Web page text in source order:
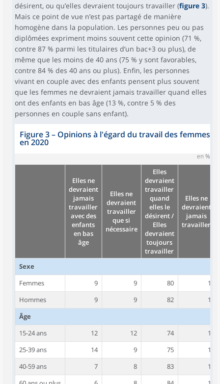
désirent, ou qu’elles devraient toujours travailler (figure 3).
Mais ce point de vue n’est pas partagé de manière
homogène dans la population. Les personnes peu ou pas
diplômées expriment moins souvent cette opinion (71 %,
contre 87 % parmi les titulaires d’un bac+3 ou plus), de
même que les moins de 40 ans (75 % y sont favorables,
contre 84 % des 40 ans ou plus). Enfin, les personnes
vivant en couple avec des enfants pensent plus souvent
que les femmes ne devraient jamais travailler quand elles
ont des enfants en bas âge (13 %, contre 5 % des
personnes en couple sans enfant).
Figure 3 – Opinions à l'égard du travail des femmes
en 2020
en %
Elles ne
devraient
jamais
travailler
avec des
enfants
en bas
âge
Elles ne
devraient
travailler
que si
nécessaire
Elles
devraient
travailler
quand
elles le
désirent /
Elles
devraient
toujours
travailler
Elles ne
devraient
jamais
travailler
Sexe
Femmes
9 9 80
1
Hommes
9 9 82
1
Âge
15-24 ans
12 12 74
1
25-39 ans
14 9 75
1
40-59 ans
7 8 83
1